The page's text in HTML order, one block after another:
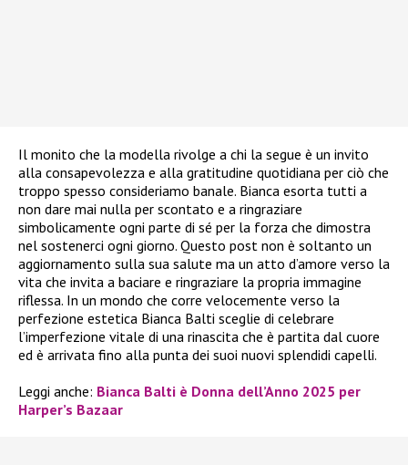
Il monito che la modella rivolge a chi la segue è un invito
alla consapevolezza e alla gratitudine quotidiana per ciò che
troppo spesso consideriamo banale. Bianca esorta tutti a
non dare mai nulla per scontato e a ringraziare
simbolicamente ogni parte di sé per la forza che dimostra
nel sostenerci ogni giorno. Questo post non è soltanto un
aggiornamento sulla sua salute ma un atto d’amore verso la
vita che invita a baciare e ringraziare la propria immagine
riflessa. In un mondo che corre velocemente verso la
perfezione estetica Bianca Balti sceglie di celebrare
l’imperfezione vitale di una rinascita che è partita dal cuore
ed è arrivata fino alla punta dei suoi nuovi splendidi capelli.
Leggi anche: Bianca Balti è Donna dell’Anno 2025 per
Harper’s Bazaar